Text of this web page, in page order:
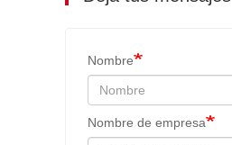
Nombre
Nombre de empresa